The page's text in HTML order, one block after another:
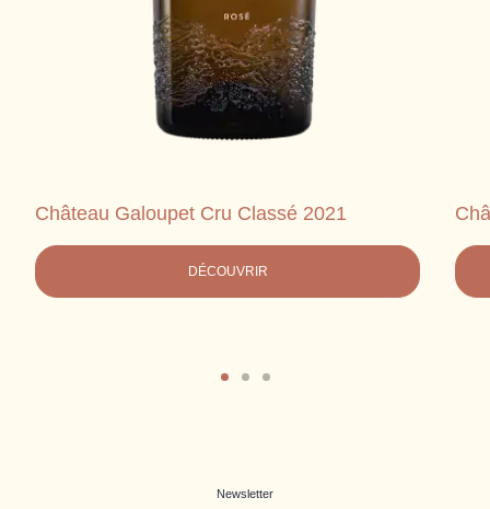
Château Galoupet Cru Classé 2021
DÉCOUVRIR
Newsletter